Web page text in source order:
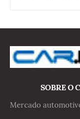
SOBRE O
Mercado